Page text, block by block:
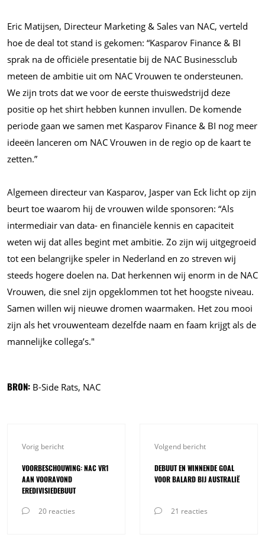
Eric Matijsen, Directeur Marketing & Sales van NAC, verteld
hoe de deal tot stand is gekomen: “Kasparov Finance & BI
sprak na de officiële presentatie bij de NAC Businessclub
meteen de ambitie uit om NAC Vrouwen te ondersteunen.
We zijn trots dat we voor de eerste thuiswedstrijd deze
positie op het shirt hebben kunnen invullen. De komende
periode gaan we samen met Kasparov Finance & BI nog meer
ideeën lanceren om NAC Vrouwen in de regio op de kaart te
zetten.”
Algemeen directeur van Kasparov, Jasper van Eck licht op zijn
beurt toe waarom hij de vrouwen wilde sponsoren: “Als
intermediair van data- en financiële kennis en capaciteit
weten wij dat alles begint met ambitie. Zo zijn wij uitgegroeid
tot een belangrijke speler in Nederland en zo streven wij
steeds hogere doelen na. Dat herkennen wij enorm in de NAC
Vrouwen, die snel zijn opgeklommen tot het hoogste niveau.
Samen willen wij nieuwe dromen waarmaken. Het zou mooi
zijn als het vrouwenteam dezelfde naam en faam krijgt als de
mannelijke collega’s."
BRON: B-Side Rats, NAC
Vorig bericht
VOORBESCHOUWING: NAC VR1
AAN VOORAVOND
EREDIVISIEDEBUUT
20 reacties
Volgend bericht
DEBUUT EN WINNENDE GOAL
VOOR BALARD BIJ AUSTRALIË
21 reacties